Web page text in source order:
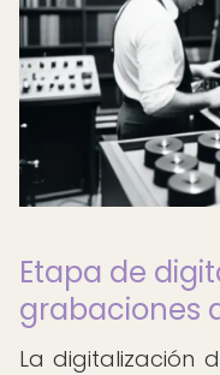
Etapa de
grabaciones
La digitalización